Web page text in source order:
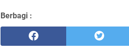
Berbagi :